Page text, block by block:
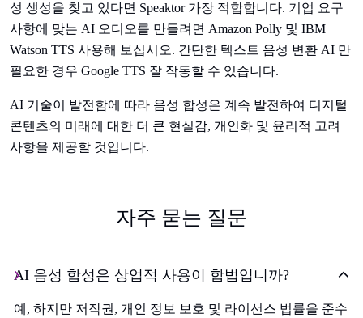
성 생성을 찾고 있다면 Speaktor 가장 적합합니다. 기업 요구
사항에 맞는 AI 오디오를 만들려면 Amazon Polly 및 IBM
Watson TTS 사용해 보십시오. 간단한 텍스트 음성 변환 AI 만
필요한 경우 Google TTS 잘 작동할 수 있습니다.
AI 기술이 발전함에 따라 음성 합성은 계속 발전하여 디지털
콘텐츠의 미래에 대한 더 큰 현실감, 개인화 및 윤리적 고려
사항을 제공할 것입니다.
자주 묻는 질문
AI 음성 합성은 상업적 사용이 합법입니까?
예, 하지만 저작권, 개인 정보 보호 및 라이선스 법률을 준수